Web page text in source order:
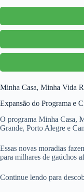
Minha Casa, Minha Vida
Expansão do Programa e
O programa Minha Casa,
Grande, Porto Alegre e
Essas novas moradias
para milhares de gaúchos
Continue lendo para